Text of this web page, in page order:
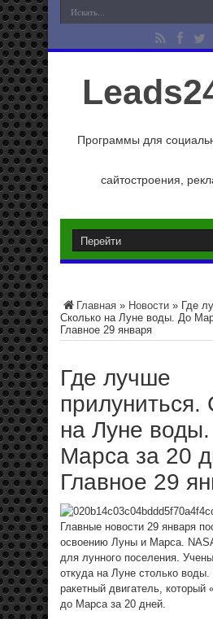
Программы для
сайтостроения,
Главная » Новости » Где
Сколько на Луне воды. До
Главное 29 января
Где лучше
прилуниться.
на Луне
Марса за 20
Главное 29
Главные новости 29 января
освоению Луны и Марса.
для лунного поселения.
откуда на Луне столько
ракетный двигатель, который
до Марса за 20 дней.